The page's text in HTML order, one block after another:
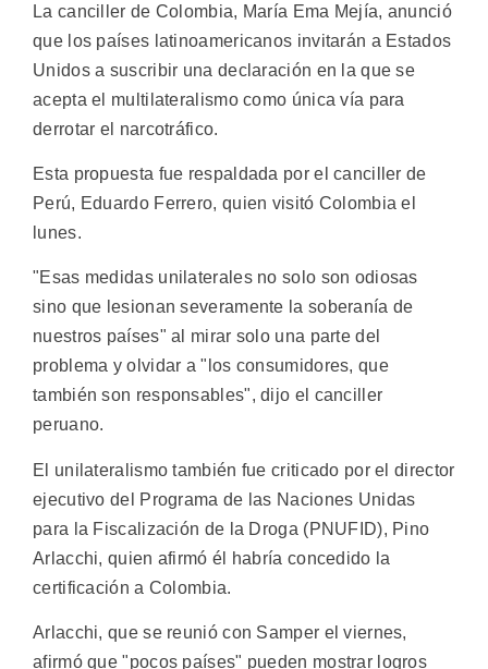
La canciller de Colombia, María Ema Mejía, anunció
que los países latinoamericanos invitarán a Estados
Unidos a suscribir una declaración en la que se
acepta el multilateralismo como única vía para
derrotar el narcotráfico.
Esta propuesta fue respaldada por el canciller de
Perú, Eduardo Ferrero, quien visitó Colombia el
lunes.
"Esas medidas unilaterales no solo son odiosas
sino que lesionan severamente la soberanía de
nuestros países" al mirar solo una parte del
problema y olvidar a "los consumidores, que
también son responsables", dijo el canciller
peruano.
El unilateralismo también fue criticado por el director
ejecutivo del Programa de las Naciones Unidas
para la Fiscalización de la Droga (PNUFID), Pino
Arlacchi, quien afirmó él habría concedido la
certificación a Colombia.
Arlacchi, que se reunió con Samper el viernes,
afirmó que "pocos países" pueden mostrar logros